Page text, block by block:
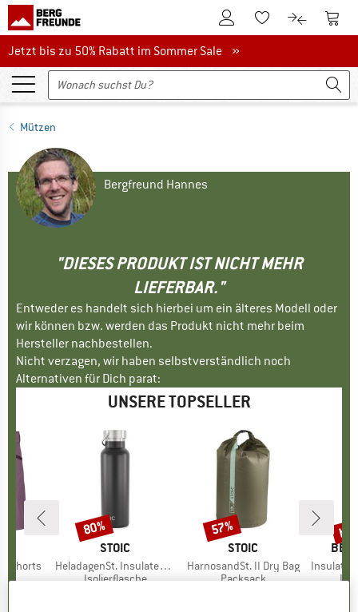
Zum KundenkontoZum Merkzettel.
Zum Zum
Jetzt bis zu 50% Rabatt im Sommer Sale
Jetzt bis zu 50% Rabatt im Sommer Sale »
Mützen
Bergfreund Hannes
"DIESES PRODUKT IST NICHT MEHR
LIEFERBAR."
Entweder es handelt sich hierbei um ein älteres Modell oder
wir können bzw. werden das Produkt nicht mehr beim
Hersteller nachbestellen.
Nicht verzagen, wir haben selbstverständlich noch
Alternativen für Dich parat:
UNSERE TOPSELLER
Shorts
MARKE
STOIC
Artikel
HeladagenSt. Insulated Stainless Steel Bottle 500
Produktgruppe
Isolierflasche
Rabatt
80%
MARKE
STOIC
Artikel
HarnosandSt. II Dry Bag
Produktgruppe
Packsack
Rabatt
57%
Artikel
Insulated